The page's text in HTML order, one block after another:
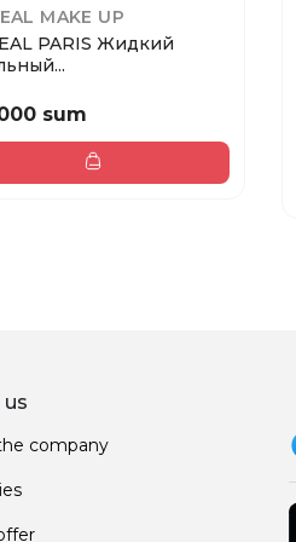
MAKE UP
PARIS Жидкий
sum
company